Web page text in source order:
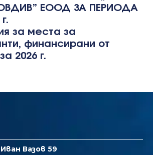
ЕООД ЗА ПЕРИОДА
за места за
финансирани от
2026 г.
Вазов 59